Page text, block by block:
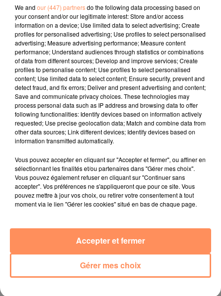
continuer le voyage."
L’avion a finalement été autorisé à retourner à
l’aéroport.
fil actus
4 juillet 2022
Radio Star Live avec Dadju
27 juin 2022
Marseille : une application pour mettre en
relation extras et...
Le cocholed pour jouer à la pétanque
jusqu'au bout de la nuit !
10 mai 2022
Toulon : des quais électrifiés pour 2023 !
Cassis organise sa traditionnelle "Fête du vin"
10 mai 2022
Marseille : appel à témoins pour retrouver
Frédéric Pache
We and our (447) partnersdo the following data processing based on
your consent and/or our legitimate interest: Store and/or access
information on a device; Use limited data to select advertising; Create
profiles for personalised advertising; Use profiles to select personalised
advertising; Measure advertising performance; Measure content
performance; Understand audiences through statistics or combinations
of data from different sources; Develop and improve services; Create
profiles to personalise content; Use profiles to select personalised
content; Use limited data to select content; Ensure security, prevent and
detect fraud, and fix errors; Deliver and present advertising and content;
Save and communicate privacy choices. These technologies may
process personal data such as IP address and browsing data to offer
following functionalities: Identify devices based on information actively
requested; Use precise geolocation data; Match and combine data from
other data sources; Link different devices; Identify devices based on
information transmitted automatically.
Vous pouvez accepter en cliquant sur "Accepter et fermer", ou affiner en
sélectionnant les finalités et/ou partenaires dans "Gérer mes choix".
Vous pouvez également refuser en cliquant sur "Continuer sans
accepter". Vos préférences ne s'appliqueront que pour ce site. Vous
pouvez mettre à jour vos choix, ou retirer votre consentement à tout
moment via le lien "Gérer les cookies" situé en bas de chaque page.
Gérer mes choix
Accepter et fermer